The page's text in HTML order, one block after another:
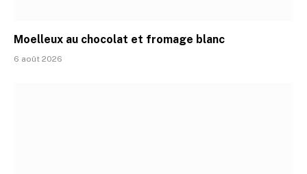
Moelleux au chocolat et fromage blanc
6 août 2026